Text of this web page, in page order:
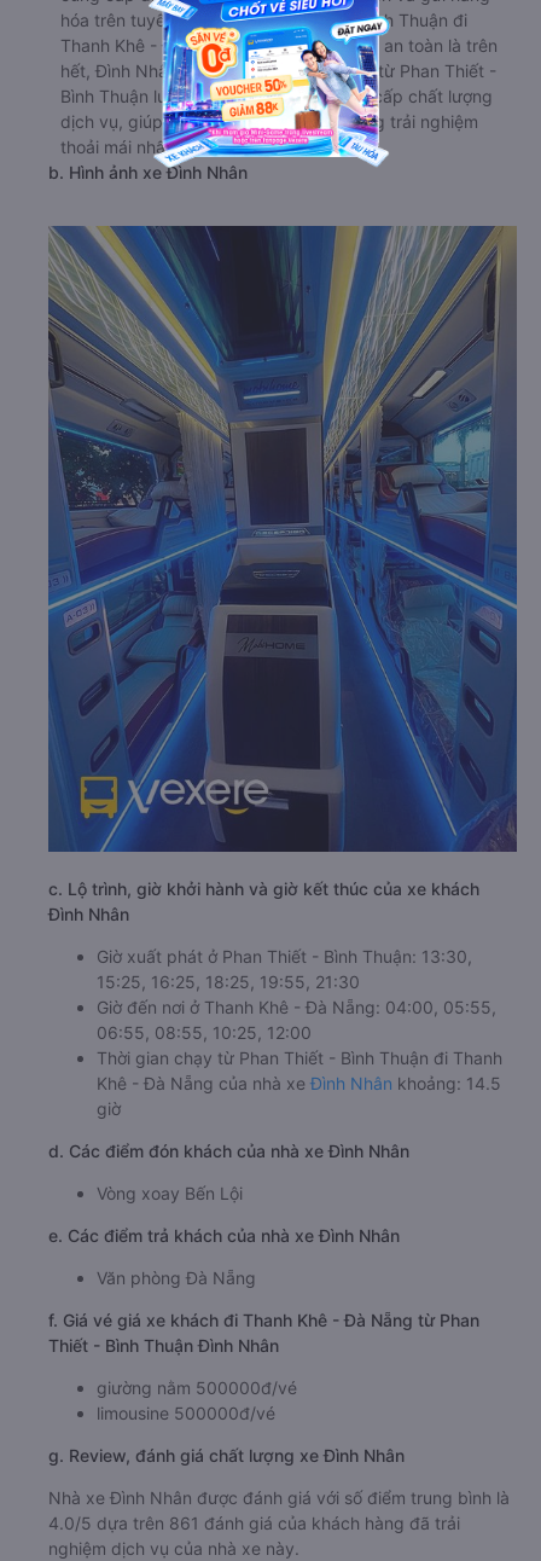
hóa trên tuyến đường từ Phan Thiết - Bình Thuận đi
Thanh Khê - Đà Nẵng. Với phương châm an toàn là trên
hết, Đình Nhân đi Thanh Khê - Đà Nẵng từ Phan Thiết -
Bình Thuận luôn chú trọng đầu tư nâng cấp chất lượng
dịch vụ, giúp hành khách có được những trải nghiệm
thoải mái nhất suốt hành trình di chuyển.
b. Hình ảnh xe Đình Nhân
c. Lộ trình, giờ khởi hành và giờ kết thúc của xe khách
Đình Nhân
Giờ xuất phát ở Phan Thiết - Bình Thuận: 13:30,
15:25, 16:25, 18:25, 19:55, 21:30
Giờ đến nơi ở Thanh Khê - Đà Nẵng: 04:00, 05:55,
06:55, 08:55, 10:25, 12:00
Thời gian chạy từ Phan Thiết - Bình Thuận đi Thanh
Khê - Đà Nẵng của nhà xe Đình Nhân khoảng: 14.5
giờ
d. Các điểm đón khách của nhà xe Đình Nhân
Vòng xoay Bến Lội
e. Các điểm trả khách của nhà xe Đình Nhân
Văn phòng Đà Nẵng
f. Giá vé giá xe khách đi Thanh Khê - Đà Nẵng từ Phan
Thiết - Bình Thuận Đình Nhân
giường nằm 500000đ/vé
limousine 500000đ/vé
g. Review, đánh giá chất lượng xe Đình Nhân
Nhà xe Đình Nhân được đánh giá với số điểm trung bình là
4.0/5 dựa trên 861 đánh giá của khách hàng đã trải
nghiệm dịch vụ của nhà xe này.